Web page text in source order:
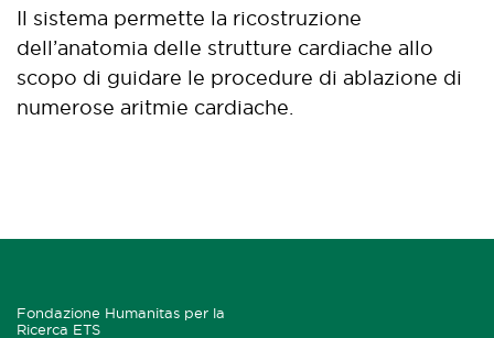
Il sistema permette la ricostruzione
dell’anatomia delle strutture cardiache allo
scopo di guidare le procedure di ablazione di
numerose aritmie cardiache.
Fondazione Humanitas per la
Ricerca ETS